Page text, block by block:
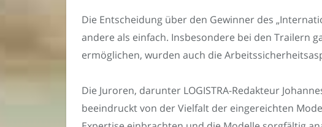
Die Entscheidung über den Gewinner des
andere als einfach. Insbesondere bei den Trailern
ermöglichen, wurden auch die
Die Juroren, darunter LOGISTRA-Redakteur
beeindruckt von der Vielfalt der eingereichten